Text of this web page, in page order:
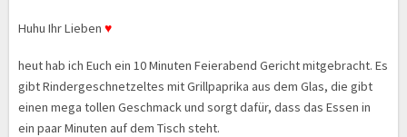
Huhu Ihr Lieben ♥
heut hab ich Euch ein 10 Minuten Feierabend Gericht mitgebracht. Es
gibt Rindergeschnetzeltes mit Grillpaprika aus dem Glas, die gibt
einen mega tollen Geschmack und sorgt dafür, dass das Essen in
ein paar Minuten auf dem Tisch steht.